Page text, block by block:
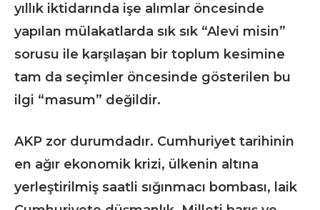
yıllık iktidarında işe alımlar öncesinde
yapılan mülakatlarda sık sık “Alevi misin”
sorusu ile karşılaşan bir toplum kesimine
tam da seçimler öncesinde gösterilen bu
ilgi “masum” değildir.
AKP zor durumdadır. Cumhuriyet tarihinin
en ağır ekonomik krizi, ülkenin altına
yerleştirilmiş saatli sığınmacı bombası, laik